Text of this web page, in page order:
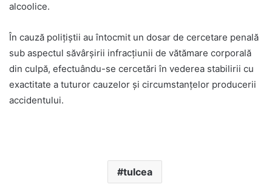
alcoolice.
În cauză polițiștii au întocmit un dosar de cercetare penală
sub aspectul săvârșirii infracțiunii de vătămare corporală
din culpă, efectuându-se cercetări în vederea stabilirii cu
exactitate a tuturor cauzelor și circumstanțelor producerii
accidentului.
tulcea